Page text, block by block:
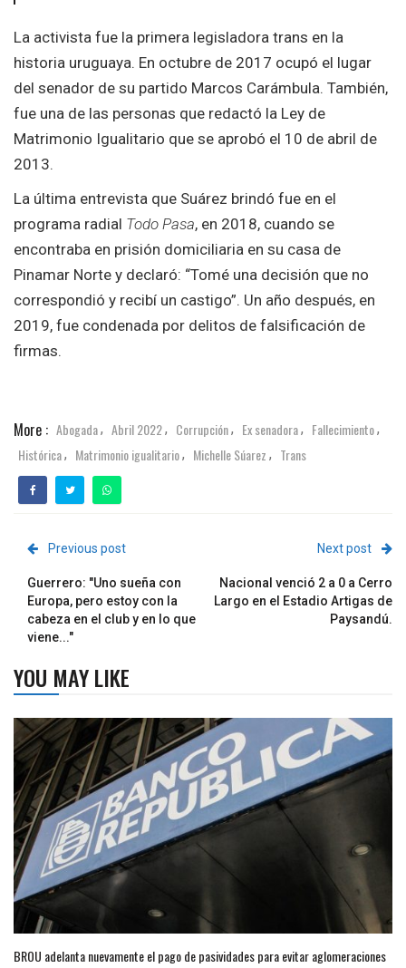
La activista fue la primera legisladora trans en la
historia uruguaya. En octubre de 2017 ocupó el lugar
del senador de su partido Marcos Carámbula. También,
fue una de las personas que redactó la Ley de
Matrimonio Igualitario que se aprobó el 10 de abril de
2013.
La última entrevista que Suárez brindó fue en el
programa radial Todo Pasa, en 2018, cuando se
encontraba en prisión domiciliaria en su casa de
Pinamar Norte y declaró: “Tomé una decisión que no
correspondió y recibí un castigo”. Un año después, en
2019, fue condenada por delitos de falsificación de
firmas.
More : Abogada, Abril 2022, Corrupción, Ex senadora, Fallecimiento,
Histórica, Matrimonio igualitario, Michelle Súarez , Trans
Previous post
Guerrero: "Uno sueña con
Europa, pero estoy con la
cabeza en el club y en lo que
viene..."
Next post
Nacional venció 2 a 0 a Cerro
Largo en el Estadio Artigas de
Paysandú.
YOU MAY LIKE
BROU adelanta nuevamente el pago de pasividades para evitar aglomeraciones